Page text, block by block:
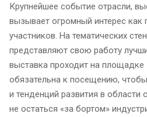
Крупнейшее событие отрасли,
вызывает огромный интерес как
участников. На тематических
представляют свою работу
выставка проходит на
обязательна к посещению,
и тенденций развития в области
не остаться «за бортом»